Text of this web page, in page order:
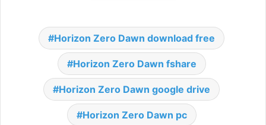
Horizon Zero Dawn download free
Horizon Zero Dawn fshare
Horizon Zero Dawn google drive
Horizon Zero Dawn pc